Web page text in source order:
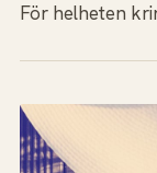
För helheten